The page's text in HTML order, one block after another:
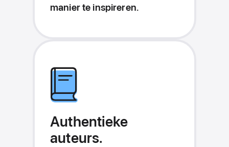
manier te inspireren.
Authentieke
auteurs.